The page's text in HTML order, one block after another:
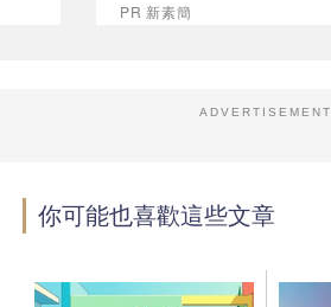
PR 新素簡
ADVERTISEMENT
你可能也喜歡這些文章